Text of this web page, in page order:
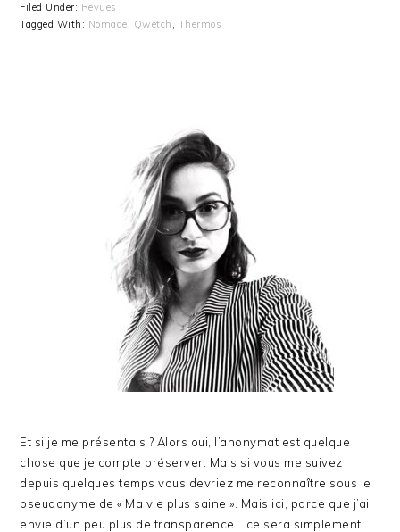
Filed Under: Revues
Tagged With: Nomade, Qwetch , Thermos
Et si je me présentais ? Alors oui, l’anonymat est quelque
chose que je compte préserver. Mais si vous me suivez
depuis quelques temps vous devriez me reconnaître sous le
pseudonyme de « Ma vie plus saine ». Mais ici, parce que j’ai
envie d’un peu plus de transparence… ce sera simplement